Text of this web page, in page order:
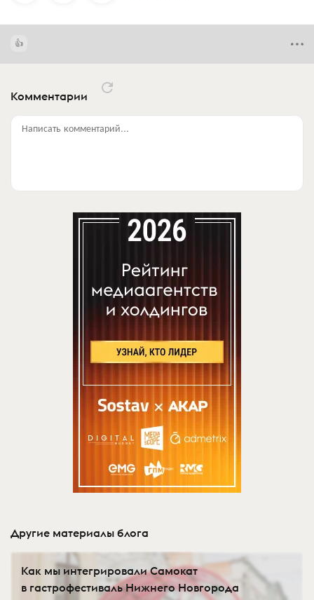
Комментарии
Написать комментарий...
Другие материалы блога
Как мы интегрировали Самокат
в гастрофестиваль Нижнего Новгорода